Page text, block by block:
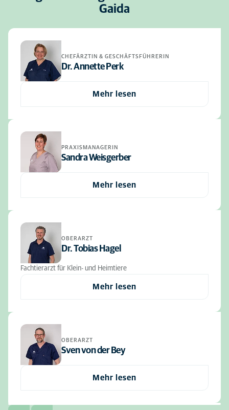
Gaida
CHEFÄRZTIN & GESCHÄFTSFÜHRERIN
Dr. Annette Perk
Mehr lesen
PRAXISMANAGERIN
Sandra Weisgerber
Mehr lesen
OBERARZT
Dr. Tobias Hagel
Fachtierarzt für Klein- und Heimtiere
Mehr lesen
OBERARZT
Sven von der Bey
Mehr lesen